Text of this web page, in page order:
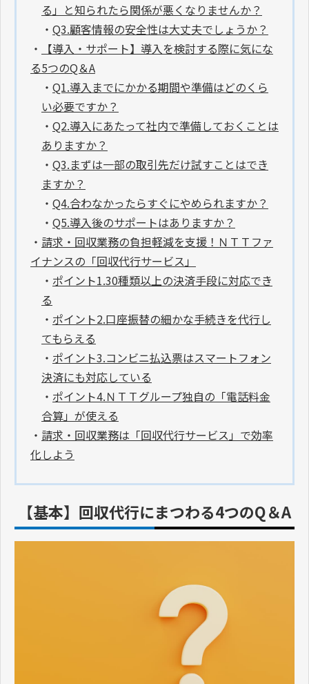
る」と知られたら関係が悪くなりませんか？
・ Q3.顧客情報の安全性は大丈夫でしょうか？
・
【導入・サポート】導入を検討する際に気にな
る5つのQ＆A
・ Q1.導入までにかかる期間や準備はどのくら
い必要ですか？
・ Q2.導入にあたって社内で準備しておくことは
ありますか？
・ Q3.まずは一部の取引先だけ試すことはでき
ますか？
・ Q4.合わなかったらすぐにやめられますか？
・ Q5.導入後のサポートはありますか？
・ 請求・回収業務の負担軽減を支援！ＮＴＴファ
イナンスの「回収代行サービス」
・ ポイント1.30種類以上の決済手段に対応でき
る
・ ポイント2.口座振替の細かな手続きを代行し
てもらえる
・ ポイント3.コンビニ払込票はスマートフォン
決済にも対応している
・ ポイント4.ＮＴＴグループ独自の「電話料金
合算」が使える
・ 請求・回収業務は「回収代行サービス」で効率
化しよう
【基本】回収代行にまつわる4つのQ＆A